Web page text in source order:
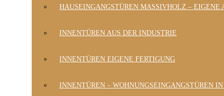
HAUSEINGANGSTÜREN MASSIVHOLZ – EIGENE
INNENTÜREN AUS DER INDUSTRIE
INNENTÜREN EIGENE FERTIGUNG
INNENTÜREN – WOHNUNGSEINGANGSTÜREN